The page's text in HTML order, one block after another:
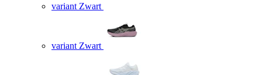
variant Zwart
variant Zwart